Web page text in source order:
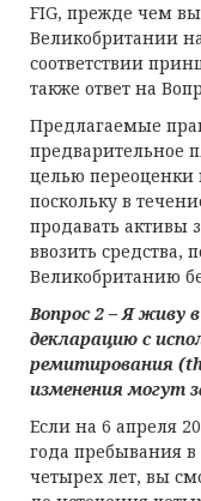
FIG, прежде чем вы
Великобритании
соответствии
также ответ на
Предлагаемые
предварительное
целью переоценки
поскольку в
продавать активы
ввозить средства,
Великобританию
Вопрос 2 – Яживу в
декларацию с
ремитирования (
изменения могут
Если на 6 апреля
года пребывания
четырех лет, вы